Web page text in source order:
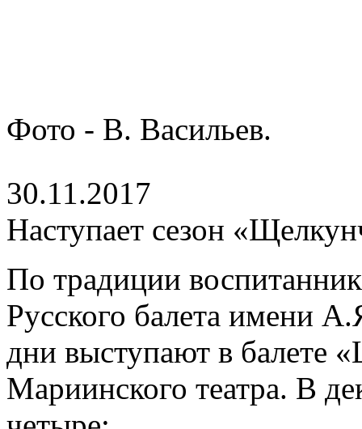
Фото - В. Васильев.
30.11.2017
Наступает сезон
По традиции
Русского балета имени
дни выступают в балете
Мариинского театра. В